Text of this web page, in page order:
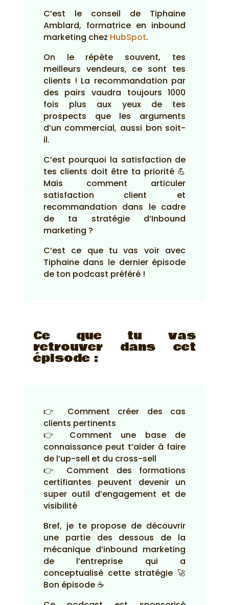
C’est le conseil de Tiphaine
Amblard, formatrice en inbound
marketing chez HubSpot.
On le répète souvent, tes
meilleurs vendeurs, ce sont tes
clients ! La recommandation par
des pairs vaudra toujours 1000
fois plus aux yeux de tes
prospects que les arguments
d’un commercial, aussi bon soit-
il.
C’est pourquoi la satisfaction de
tes clients doit être ta priorité 💪
Mais comment articuler
satisfaction client et
recommandation dans le cadre
de ta stratégie d’Inbound
marketing ?
C’est ce que tu vas voir avec
Tiphaine dans le dernier épisode
de ton podcast préféré !
Ce que tu vas
retrouver dans cet
épisode :
👉 Comment créer des cas
clients pertinents
👉 Comment une base de
connaissance peut t’aider à faire
de l’up-sell et du cross-sell
👉 Comment des formations
certifiantes peuvent devenir un
super outil d’engagement et de
visibilité
Bref, je te propose de découvrir
une partie des dessous de la
mécanique d’inbound marketing
de l’entreprise qui a
conceptualisé cette stratégie 🚀
Bon épisode ☕